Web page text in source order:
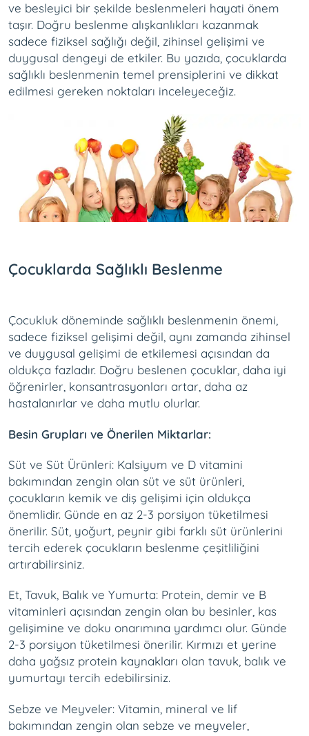
ve besleyici bir şekilde beslenmeleri hayati önem
taşır. Doğru beslenme alışkanlıkları kazanmak
sadece fiziksel sağlığı değil, zihinsel gelişimi ve
duygusal dengeyi de etkiler. Bu yazıda, çocuklarda
sağlıklı beslenmenin temel prensiplerini ve dikkat
edilmesi gereken noktaları inceleyeceğiz.
Çocuklarda Sağlıklı Beslenme
Çocukluk döneminde sağlıklı beslenmenin önemi,
sadece fiziksel gelişimi değil, aynı zamanda zihinsel
ve duygusal gelişimi de etkilemesi açısından da
oldukça fazladır. Doğru beslenen çocuklar, daha iyi
öğrenirler, konsantrasyonları artar, daha az
hastalanırlar ve daha mutlu olurlar.
Besin Grupları ve Önerilen Miktarlar:
Süt ve Süt Ürünleri: Kalsiyum ve D vitamini
bakımından zengin olan süt ve süt ürünleri,
çocukların kemik ve diş gelişimi için oldukça
önemlidir. Günde en az 2-3 porsiyon tüketilmesi
önerilir. Süt, yoğurt, peynir gibi farklı süt ürünlerini
tercih ederek çocukların beslenme çeşitliliğini
artırabilirsiniz.
Et, Tavuk, Balık ve Yumurta: Protein, demir ve B
vitaminleri açısından zengin olan bu besinler, kas
gelişimine ve doku onarımına yardımcı olur. Günde
2-3 porsiyon tüketilmesi önerilir. Kırmızı et yerine
daha yağsız protein kaynakları olan tavuk, balık ve
yumurtayı tercih edebilirsiniz.
Sebze ve Meyveler: Vitamin, mineral ve lif
bakımından zengin olan sebze ve meyveler,